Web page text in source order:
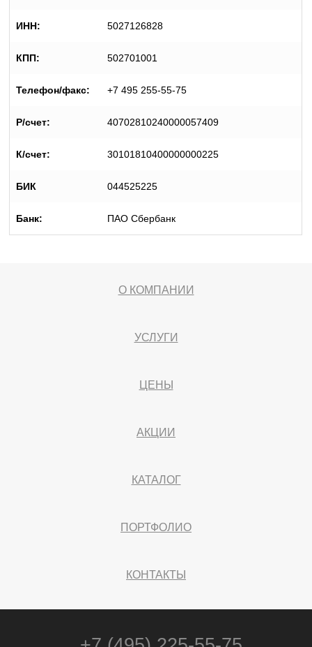
ИНН: 5027126828
КПП: 502701001
Телефон/факс: +7 495 255-55-75
Р/счет: 40702810240000057409
К/счет: 30101810400000000225
БИК 044525225
Банк: ПАО Сбербанк
О КОМПАНИИ
УСЛУГИ
ЦЕНЫ
АКЦИИ
КАТАЛОГ
ПОРТФОЛИО
КОНТАКТЫ